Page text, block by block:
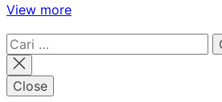
View more
Cari
untuk:
Close